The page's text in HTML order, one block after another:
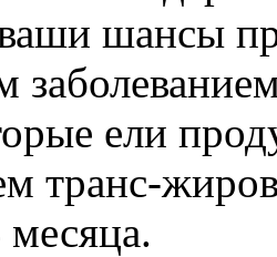
шансы
ели
транс-
месяца.